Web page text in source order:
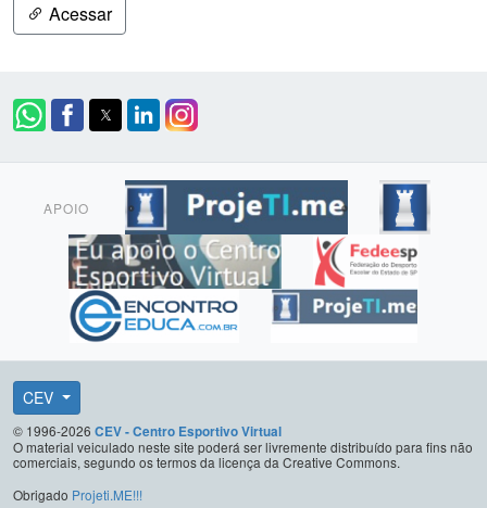
Acessar
APOIO
CEV
© 1996-2026 CEV - Centro Esportivo Virtual
O material veiculado neste site poderá ser livremente distribuído para fins não
comerciais, segundo os termos da licença da Creative Commons.
Obrigado Projeti.ME!!!